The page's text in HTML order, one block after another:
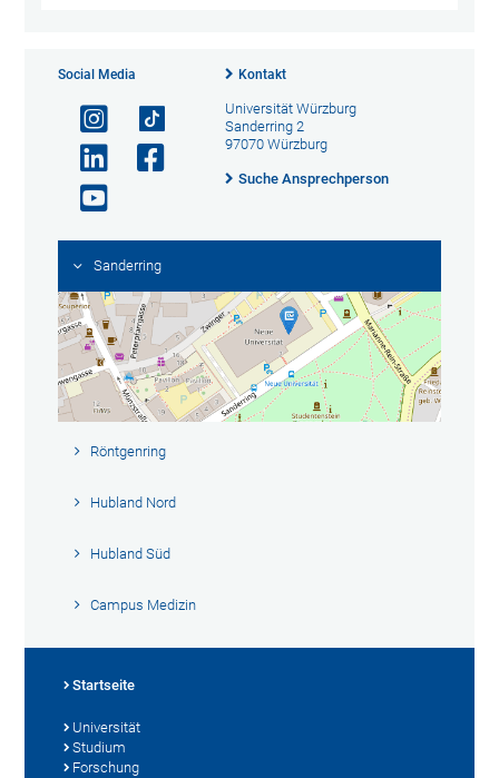
Social Media Kontakt
Universität Würzburg
Sanderring 2
97070 Würzburg
Suche Ansprechperson
Sanderring
Röntgenring
Hubland Nord
Hubland Süd
Campus Medizin
Startseite
Universität
Studium
Forschung